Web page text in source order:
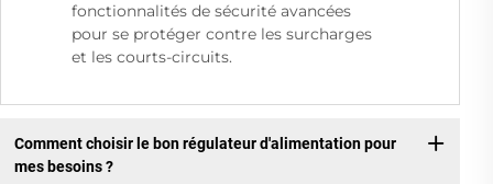
fonctionnalités de sécurité avancées
pour se protéger contre les surcharges
et les courts-circuits.
Comment choisir le bon régulateur d'alimentation pour
mes besoins ?